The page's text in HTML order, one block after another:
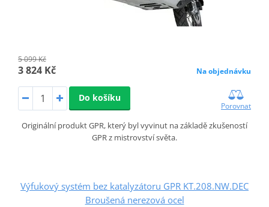
5 099 Kč
3 824 Kč Na objednávku
Do košíku
Porovnat
Originální produkt GPR, který byl vyvinut na základě zkušeností
GPR z mistrovství světa.
Výfukový systém bez katalyzátoru GPR KT.208.NW.DEC
Broušená nerezová ocel